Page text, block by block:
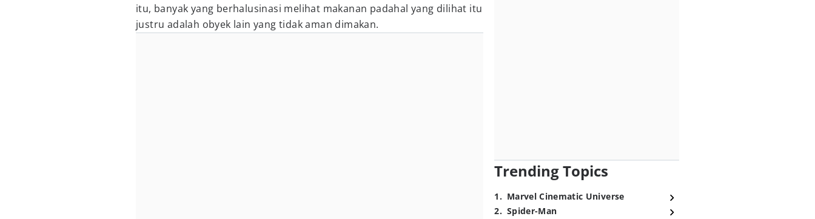
itu, banyak yang berhalusinasi melihat makanan padahal yang dilihat itu
justru adalah obyek lain yang tidak aman dimakan.
Trending Topics
1. Marvel Cinematic Universe
2. Spider-Man